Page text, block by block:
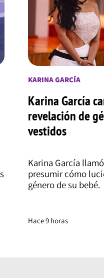
KARINA GARCÍA
Karina García
revelación de
vestidos
Karina García
presumir cómo
género de su bebé.
Hace 9 horas